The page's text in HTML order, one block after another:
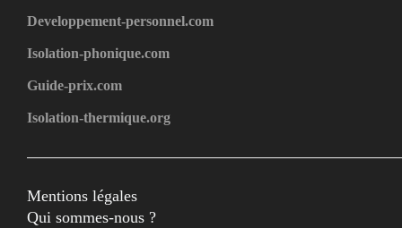
Developpement-personnel.com
Isolation-phonique.com
Guide-prix.com
Isolation-thermique.org
Mentions légales
Qui sommes-nous ?